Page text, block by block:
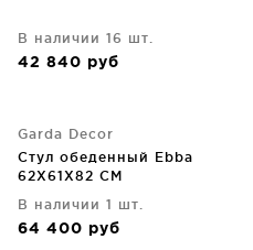
В наличии 16 шт.
42 840 руб
Garda Decor
Стул обеденный Ebba
62X61X82 CM
В наличии 1 шт.
64 400 руб